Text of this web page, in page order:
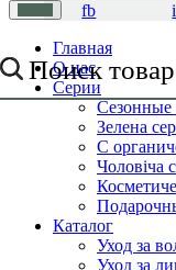
fb
Поиск
Главная
О нас
Серии
Сезонные
Зелена
С
Чоловіча
Каталог
Уход за
Уход за